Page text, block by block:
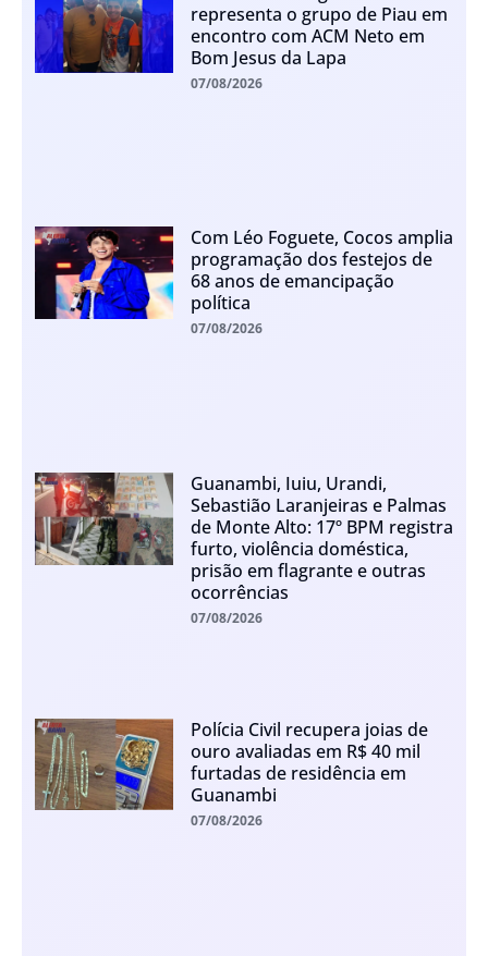
representa o grupo de Piau em
encontro com ACM Neto em
Bom Jesus da Lapa
07/08/2026
Com Léo Foguete, Cocos amplia
programação dos festejos de
68 anos de emancipação
política
07/08/2026
Guanambi, Iuiu, Urandi,
Sebastião Laranjeiras e Palmas
de Monte Alto: 17º BPM registra
furto, violência doméstica,
prisão em flagrante e outras
ocorrências
07/08/2026
Polícia Civil recupera joias de
ouro avaliadas em R$ 40 mil
furtadas de residência em
Guanambi
07/08/2026